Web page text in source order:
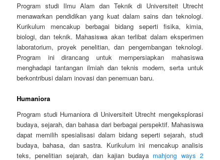
Program studi Ilmu Alam dan Teknik di Universiteit Utrecht
menawarkan pendidikan yang kuat dalam sains dan teknologi.
Kurikulum mencakup berbagai bidang seperti fisika, kimia,
biologi, dan teknik. Mahasiswa akan terlibat dalam eksperimen
laboratorium, proyek penelitian, dan pengembangan teknologi.
Program ini dirancang untuk mempersiapkan mahasiswa
menghadapi tantangan ilmiah dan teknis modern, serta untuk
berkontribusi dalam inovasi dan penemuan baru.
Humaniora
Program studi Humaniora di Universiteit Utrecht mengeksplorasi
budaya, sejarah, dan bahasa dari berbagai perspektif. Mahasiswa
dapat memilih spesialisasi dalam bidang seperti sejarah, studi
budaya, bahasa, dan sastra. Kurikulum ini mencakup analisis
teks, penelitian sejarah, dan kajian budaya mahjong ways 2